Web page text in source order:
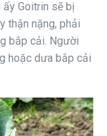
ấy Goitrin sẽ bị
thận nặng, phải
bắp cải. Người
hoặc dưa bắp cải